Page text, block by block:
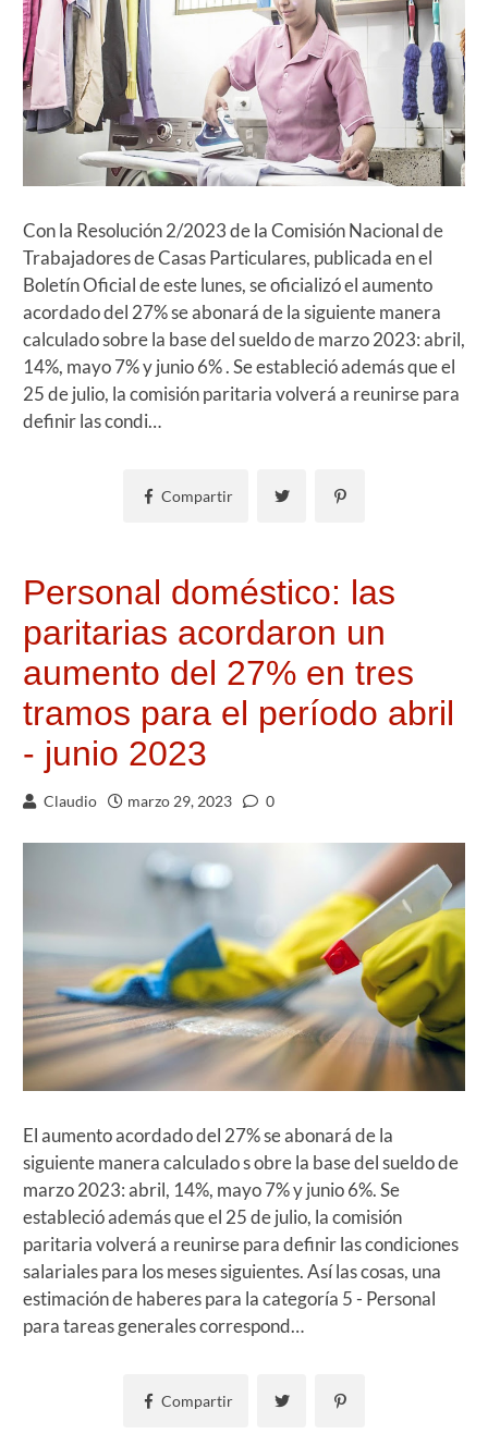
Con la Resolución 2/2023 de la Comisión Nacional de
Trabajadores de Casas Particulares, publicada en el
Boletín Oficial de este lunes, se oficializó el aumento
acordado del 27% se abonará de la siguiente manera
calculado sobre la base del sueldo de marzo 2023: abril,
14%, mayo 7% y junio 6% . Se estableció además que el
25 de julio, la comisión paritaria volverá a reunirse para
definir las condi…
Compartir
Personal doméstico: las
paritarias acordaron un
aumento del 27% en tres
tramos para el período abril
- junio 2023
Claudio marzo 29, 2023 0
El aumento acordado del 27% se abonará de la
siguiente manera calculado s obre la base del sueldo de
marzo 2023: abril, 14%, mayo 7% y junio 6%. Se
estableció además que el 25 de julio, la comisión
paritaria volverá a reunirse para definir las condiciones
salariales para los meses siguientes. Así las cosas, una
estimación de haberes para la categoría 5 - Personal
para tareas generales correspond…
Compartir